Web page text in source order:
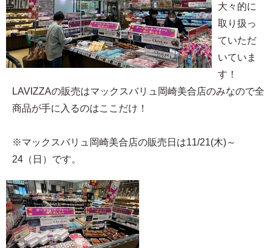
大々的に
取り扱っ
ていただ
いていま
す！
LAVIZZAの販売はマックスバリュ岡崎美合店のみなので全
商品が手に入るのはここだけ！
※マックスバリュ岡崎美合店の販売日は11/21(木)～
24（日）です。